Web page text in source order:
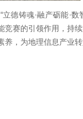
德铸魂·融产砺能·数
竞赛的引领作用，持
养，为地理信息产业